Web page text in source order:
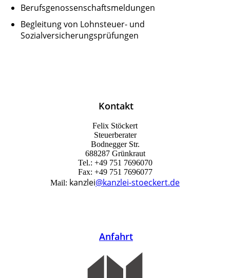
Berufsgenossenschaftsmeldungen
Begleitung von Lohnsteuer- und
Sozialversicherungsprüfungen
Kontakt
Felix Stöckert
Steuerberater
Bodnegger Str.
688287 Grünkraut
Tel.: +49 751 7696070
Fax: +49 751 7696077
Mail: kanzlei@kanzlei-stoeckert.de
Anfahrt